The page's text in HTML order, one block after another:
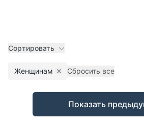
Сортировать
Женщинам Remove filter
Сбросить все
Товары
Показать